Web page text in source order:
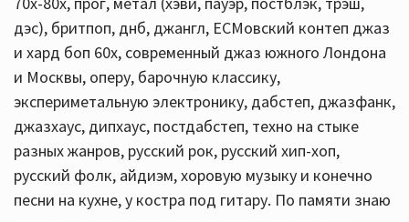
дэс), бритпоп, днб, джангл, ЕСМовский контеп джаз
и хард боп 60х, современный джаз южного Лондона
и Москвы, оперу, барочную классику,
экспериметальную электронику, дабстеп, джазфанк,
джазхаус, дипхаус, постдабстеп, техно на стыке
разных жанров, русский рок, русский хип-хоп,
русский фолк, айдиэм, хоровую музыку и конечно
песни на кухне, у костра под гитару. По памяти знаю